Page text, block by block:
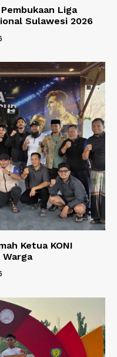
Liga
Sulawesi 2026
Ketua KONI